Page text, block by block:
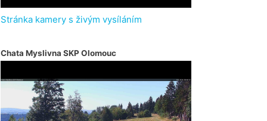
Stránka kamery s živým vysíláním
Chata Myslivna SKP Olomouc